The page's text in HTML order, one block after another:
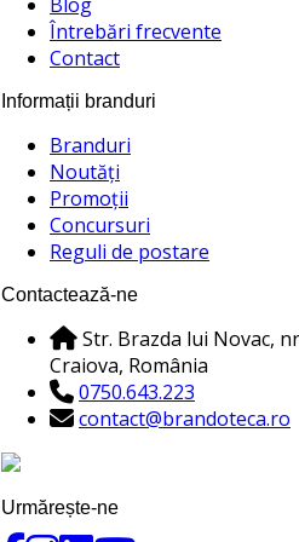
Întrebări frecvente
Contact
Informații branduri
Branduri
Noutăți
Promoții
Concursuri
Reguli de postare
Contactează-ne
Str. Brazda lui Novac,
Craiova, România
0750.643.223
contact@brandoteca.ro
Urmărește-ne